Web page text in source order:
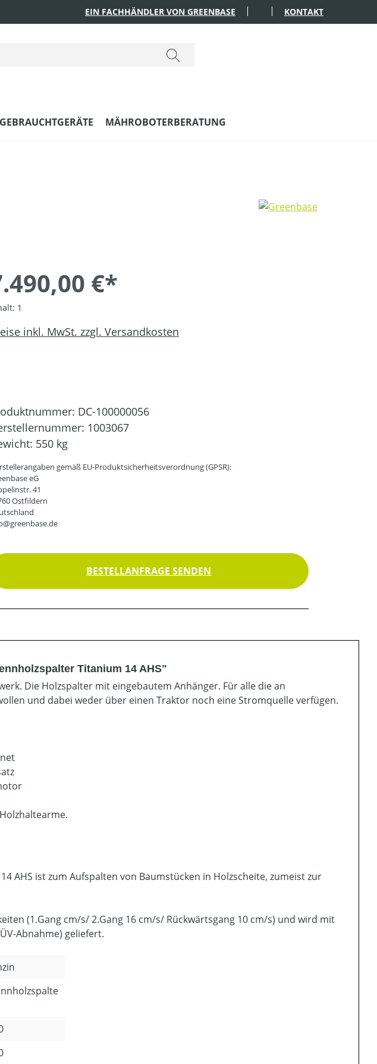
EIN FACHHÄNDLER VON GREENBASE KONTAKT
GEBRAUCHTGERÄTE MÄHROBOTERBERATUNG
€*
1
inkl. MwSt. zzgl. Versandkosten
DC-100000056
1003067
550 kg
gemäß EU-Produktsicherheitsverordnung (GPSR):
eG
41
Ostfildern
BESTELLANFRAGE SENDEN
Titanium 14 AHS"
Die Holzspalter mit eingebautem Anhänger. Für alle die an
und dabei weder über einen Traktor noch eine Stromquelle verfügen.
AHS ist zum Aufspalten von Baumstücken in Holzscheite, zumeist zur
(1.Gang cm/s/ 2.Gang 16 cm/s/ Rückwärtsgang 10 cm/s) und wird mit
Abnahme) geliefert.